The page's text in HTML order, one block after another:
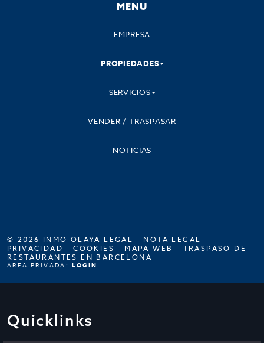
MENU
EMPRESA
PROPIEDADES
SERVICIOS
VENDER / TRASPASAR
NOTICIAS
© 2026 INMO OLAYA LEGAL · NOTA LEGAL ·
PRIVACIDAD ·COOKIES · MAPA WEB · TRASPASO DE
RESTAURANTES EN BARCELONA
ÁREA PRIVADA: LOGIN
Quicklinks